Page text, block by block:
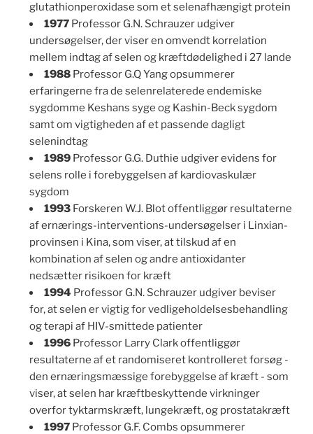
glutathionperoxidase som et selenafhængigt protein
1977 Professor G.N. Schrauzer udgiver
undersøgelser, der viser en omvendt korrelation
mellem indtag af selen og kræftdødelighed i 27 lande
1988 Professor G.Q Yang opsummerer
erfaringerne fra de selenrelaterede endemiske
sygdomme Keshans syge og Kashin-Beck sygdom
samt om vigtigheden af et passende dagligt
selenindtag
1989 Professor G.G. Duthie udgiver evidens for
selens rolle i forebyggelsen af kardiovaskulær
sygdom
1993 Forskeren W.J. Blot offentliggør resultaterne
af ernærings-interventions-undersøgelser i Linxian-
provinsen i Kina, som viser, at tilskud af en
kombination af selen og andre antioxidanter
nedsætter risikoen for kræft
1994 Professor G.N. Schrauzer udgiver beviser
for, at selen er vigtig for vedligeholdelsesbehandling
og terapi af HIV-smittede patienter
1996 Professor Larry Clark offentliggør
resultaterne af et randomiseret kontrolleret forsøg -
den ernæringsmæssige forebyggelse af kræft - som
viser, at selen har kræftbeskyttende virkninger
overfor tyktarmskræft, lungekræft, og prostatakræft
1997 Professor G.F. Combs opsummerer